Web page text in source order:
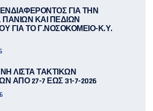
ΓΙΑ ΤΗΝ
ΚΑΙ ΠΕΔΙΩΝ
ΓΙΑ ΤΟ Γ.ΝΟΣΟΚΟΜΕΙΟ-Κ.Υ.
ΛΙΣΤΑ ΤΑΚΤΙΚΩΝ
ΑΠΟ 27-7 ΕΩΣ 31-7-2026